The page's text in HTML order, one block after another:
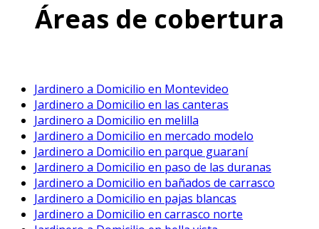
Áreas de cobertura
Jardinero a Domicilio en Montevideo
Jardinero a Domicilio en las canteras
Jardinero a Domicilio en melilla
Jardinero a Domicilio en mercado modelo
Jardinero a Domicilio en parque guaraní
Jardinero a Domicilio en paso de las duranas
Jardinero a Domicilio en bañados de carrasco
Jardinero a Domicilio en pajas blancas
Jardinero a Domicilio en carrasco norte